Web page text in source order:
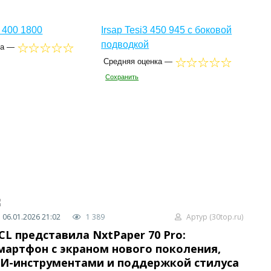
1800
—
Irsap Tesi3 450 945 с боковой
подводкой
Средняя оценка —
Сохранить
06.01.2026 21:02 1 389 Артур (30top.ru)
представила NxtPaper 70 Pro:
с экраном нового поколения,
инструментами и поддержкой стилуса